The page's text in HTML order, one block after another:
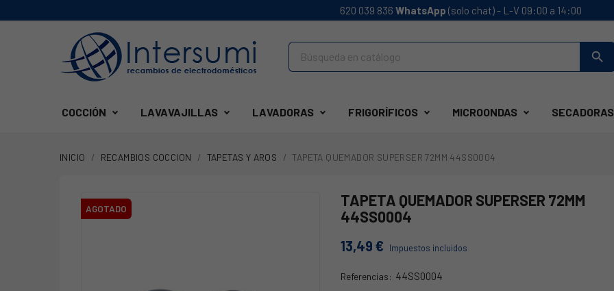
620 039 836 WhatsApp (solo chat) - L-V 09:00 a 14:00
search
COCCIÓN LAVAVAJILLAS LAVADORAS FRIGORÍFICOS MICROONDAS SECADORAS
INICIO RECAMBIOS COCCION TAPETAS Y AROS TAPETA QUEMADOR SUPERSER 72MM 44SS0004
AGOTADO
TAPETA QUEMADOR SUPERSER 72MM
44SS0004
13,49 € Impuestos incluidos
Referencias: 44SS0004
44SS0004